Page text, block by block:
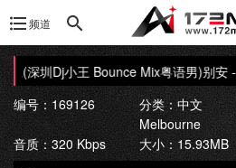
频道
(深圳Dj小王 Bounce Mix粤语男)别安 -
编号：169126
分类：中文
Melbourne
音质：320 Kbps 大小：15.93MB